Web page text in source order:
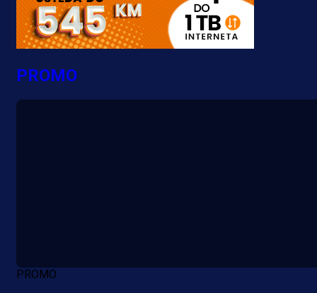
PROMO
PROMO